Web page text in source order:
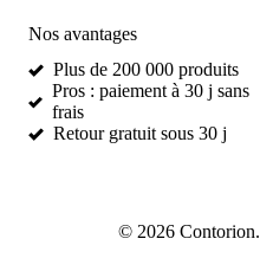
Nos avantages
Plus de 200 000 produits
Pros : paiement à 30 j sans
frais
Retour gratuit sous 30 j
© 2026Contorion.